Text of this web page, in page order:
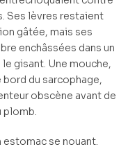
Ses lèvres restaient
gâtée, mais ses
enchâssées dans un
gisant. Une mouche,
du sarcophage,
obscène avant de
plomb.
estomac se nouant.